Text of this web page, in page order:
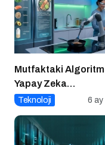
Mutfaktaki
Yapay Zeka
Gastronomiyi Nasıl
Teknoloji 6